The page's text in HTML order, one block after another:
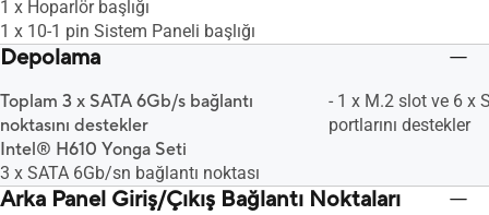
1 x Hoparlör başlığı
1 x 10-1 pin Sistem Paneli başlığı
Depolama
Toplam 3 x SATA 6Gb/s bağlantı
noktasını destekler
Intel® H610 Yonga Seti
3 x SATA 6Gb/sn bağlantı noktası
- 1 x M.2 slot ve 6 x
portlarını destekler
Arka Panel Giriş/Çıkış Bağlantı Noktaları